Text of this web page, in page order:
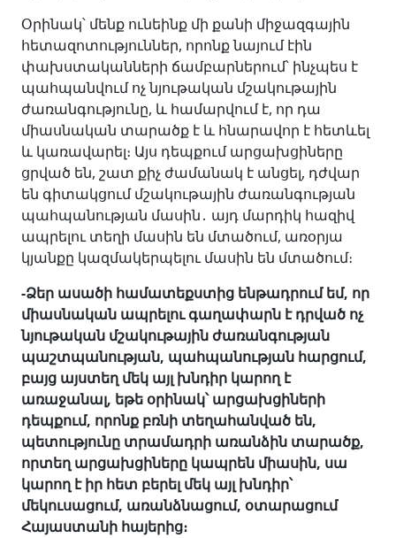
Օրինակ՝ մենք ունեինք մի քանի միջազգային
հետազոտություններ, որոնք նայում էին
փախստականների ճամբարներում՝ ինչպես է
պահպանվում ոչ նյութական մշակութային
ժառանգությունը, և համարվում է, որ դա
միասնական տարածք է և հնարավոր է հետևել
և կառավարել։ Այս դեպքում արցախցիները
ցրված են, շատ քիչ ժամանակ է անցել, դժվար
են գիտակցում մշակութային ժառանգության
պահպանության մասին․ այդ մարդիկ հազիվ
ապրելու տեղի մասին են մտածում, առօրյա
կյանքը կազմակերպելու մասին են մտածում։
-Ձեր ասածի համատեքստից ենթադրում եմ, որ
միասնական ապրելու գաղափարն է դրված ոչ
նյութական մշակութային ժառանգության
պաշտպանության, պահպանության հարցում,
բայց այստեղ մեկ այլ խնդիր կարող է
առաջանալ, եթե օրինակ՝ արցախցիների
դեպքում, որոնք բռնի տեղահանված են,
պետությունը տրամադրի առանձին տարածք,
որտեղ արցախցիները կապրեն միասին, սա
կարող է իր հետ բերել մեկ այլ խնդիր՝
մեկուսացում, առանձնացում, օտարացում
Հայաստանի հայերից։